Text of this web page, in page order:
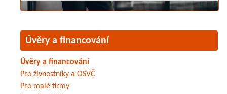
Úvěry a financování
Úvěry a financování
Pro živnostníky a OSVČ
Pro malé firmy